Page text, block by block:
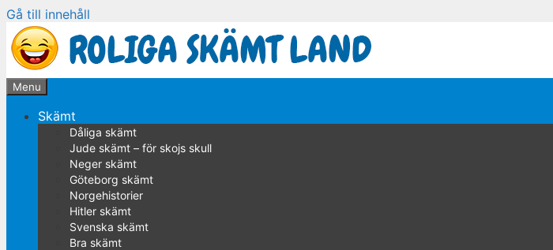
Gå till innehåll
Menu
Skämt
Dåliga skämt
Jude skämt – för skojs skull
Neger skämt
Göteborg skämt
Norgehistorier
Hitler skämt
Svenska skämt
Bra skämt